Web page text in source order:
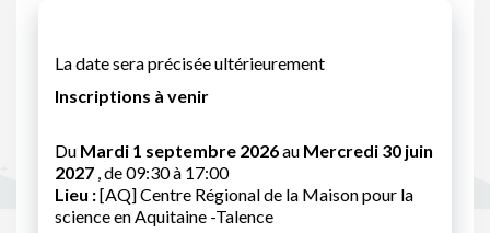
La date sera précisée ultérieurement
Inscriptions à venir
Du Mardi 1 septembre 2026au Mercredi 30 juin
2027 , de 09:30 à 17:00
Lieu :[AQ] Centre Régional de la Maison pour la
science en Aquitaine -Talence